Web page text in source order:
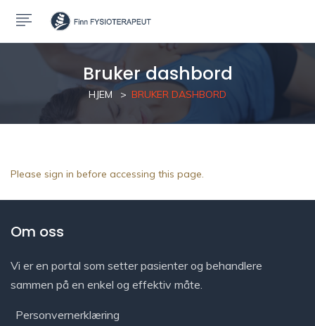
Bruker dashbord
HJEM BRUKER DASHBORD
Please sign in before accessing this page.
Om oss
Vi er en portal som setter pasienter og behandlere
sammen på en enkel og effektiv måte.
Personvernerklæring